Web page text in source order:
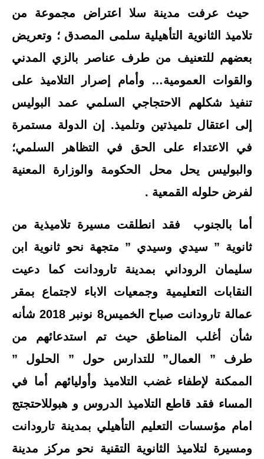
حيث عرفت مدينة سلا اعتراض مجموعة من
تلاميذ الثانوية التأهيلية سلمى المصدق ؛ وتعريض
بعضهم للتعنيف من طرف عناصر بالزي المدني
والقوات العمومية… وأمام إصرار التلاميذ على
تنفيذ شكلهم الاحتجاجي السلمي عمد البوليس
إلى اعتقال تلميذتين وتلميذ. إن الدولة مستمرة
في الاعتداء على الحق في التظاهر السلمي؛
والبوليس يحل محل الحكومة والوزارة المعنية
لفرض حلوله القمعية .
أما بالجنوب فقد انطلقت مسيرة تلاميذية من
ثانوية ” سيدي وسيدي ” متجهة نحو ثانوية ابن
سليمان الروداني بمدينة تارودانت كما دعيت
النقابات التعليمية وجمعيات الاباء لاجتماع بمقر
عمالة تارودانت صباح الخميس8 نونبر 2018 شأنه
شأن أغلب المناطق حيث تم استدعائهم من
طرف ” العمال” للتدارس حول ” الحلول ”
الممكنة لإطفاء غضب التلاميذ وأوليائهم أما في
المساء فقد قاطع التلاميذ الدروس و هبوللاحتجتج
امام مؤسسات التعليم التأهيلي بمدينة تارودانت
ومسيرة لتلاميذ الثانوية التقنية نحو مركز مدينة